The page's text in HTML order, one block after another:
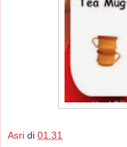
Asri di 01.31